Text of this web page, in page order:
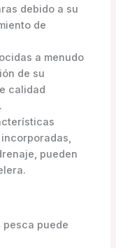
debido a su
de
a menudo
de su
calidad
pueden
puede